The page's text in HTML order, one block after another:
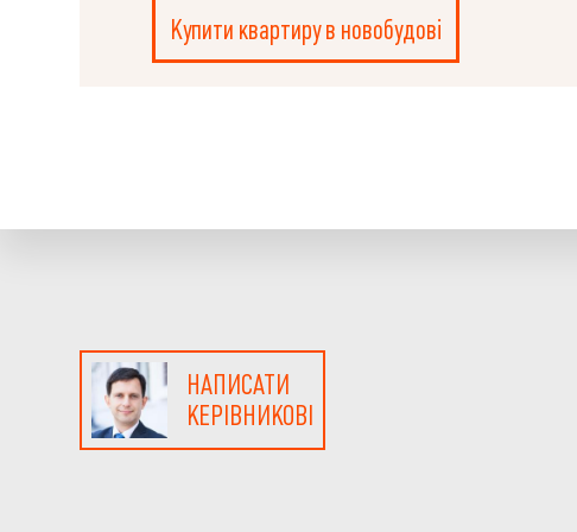
Купити квартиру в новобудові
НАПИСАТИ
КЕРІВНИКОВІ